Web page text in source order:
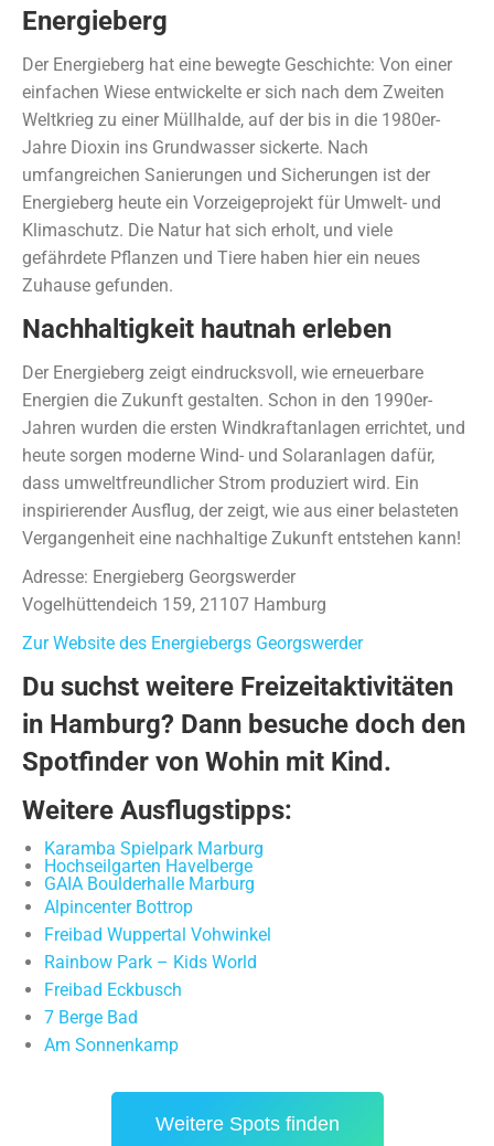
Energieberg
Der Energieberg hat eine bewegte Geschichte: Von einer
einfachen Wiese entwickelte er sich nach dem Zweiten
Weltkrieg zu einer Müllhalde, auf der bis in die 1980er-
Jahre Dioxin ins Grundwasser sickerte. Nach
umfangreichen Sanierungen und Sicherungen ist der
Energieberg heute ein Vorzeigeprojekt für Umwelt- und
Klimaschutz. Die Natur hat sich erholt, und viele
gefährdete Pflanzen und Tiere haben hier ein neues
Zuhause gefunden.
Nachhaltigkeit hautnah erleben
Der Energieberg zeigt eindrucksvoll, wie erneuerbare
Energien die Zukunft gestalten. Schon in den 1990er-
Jahren wurden die ersten Windkraftanlagen errichtet, und
heute sorgen moderne Wind- und Solaranlagen dafür,
dass umweltfreundlicher Strom produziert wird. Ein
inspirierender Ausflug, der zeigt, wie aus einer belasteten
Vergangenheit eine nachhaltige Zukunft entstehen kann!
Adresse: Energieberg Georgswerder
Vogelhüttendeich 159, 21107 Hamburg
Zur Website des Energiebergs Georgswerder
Du suchst weitere Freizeitaktivitäten
in Hamburg? Dann besuche doch den
Spotfinder von Wohin mit Kind .
Weitere Ausflugstipps:
Karamba Spielpark Marburg
Hochseilgarten Havelberge
GAIA Boulderhalle Marburg
Alpincenter Bottrop
Freibad Wuppertal Vohwinkel
Rainbow Park – Kids World
Freibad Eckbusch
7 Berge Bad
Am Sonnenkamp
Weitere Spots finden